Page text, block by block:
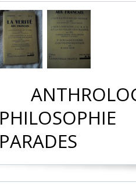
PHILOSOPHIE
PARADES‎